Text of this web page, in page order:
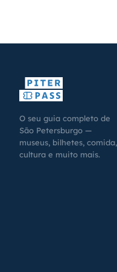
O seu guia completo de
São Petersburgo —
museus, bilhetes, comida,
cultura e muito mais.